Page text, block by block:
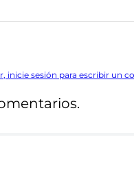
inicie sesión para escribir un